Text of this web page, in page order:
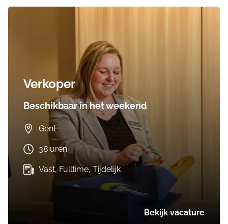
Verkoper
Beschikbaar in het weekend
Gent
38 uren
Vast, Fulltime, Tijdelijk
Bekijk vacature